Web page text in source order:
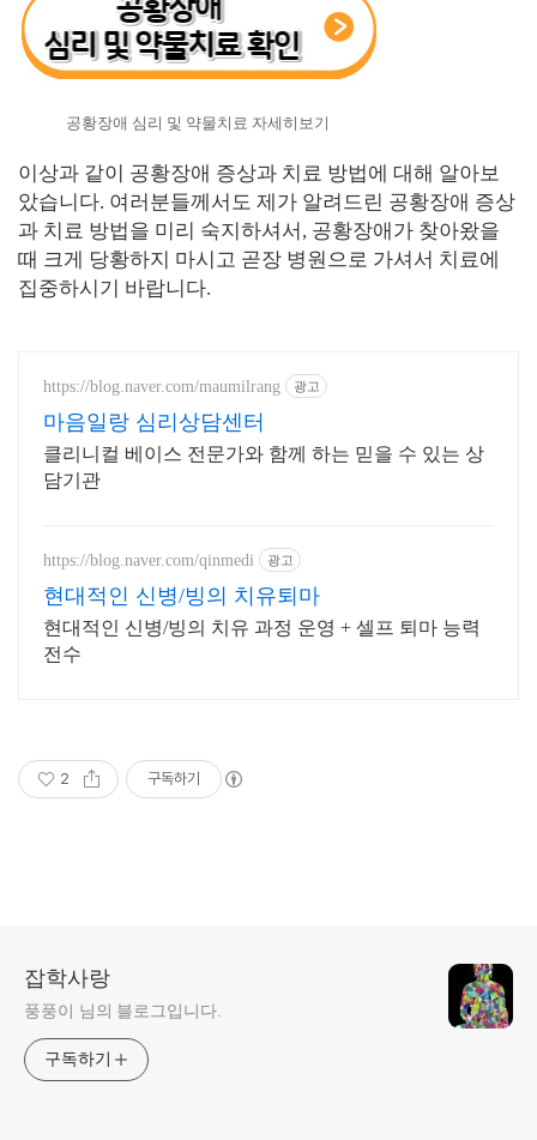
공황장애 심리 및 약물치료 자세히보기
이상과 같이 공황장애 증상과 치료 방법에 대해 알아보
았습니다. 여러분들께서도 제가 알려드린 공황장애 증상
과 치료 방법을 미리 숙지하셔서, 공황장애가 찾아왔을
때 크게 당황하지 마시고 곧장 병원으로 가셔서 치료에
집중하시기 바랍니다.
https://blog.naver.com/maumilrang 광고
마음일랑 심리상담센터
클리니컬 베이스 전문가와 함께 하는 믿을 수 있는 상
담기관
https://blog.naver.com/qinmedi 광고
현대적인 신병/빙의 치유퇴마
현대적인 신병/빙의 치유 과정 운영 + 셀프 퇴마 능력
전수
2 구독하기
잡학사랑
풍풍이 님의 블로그입니다.
구독하기